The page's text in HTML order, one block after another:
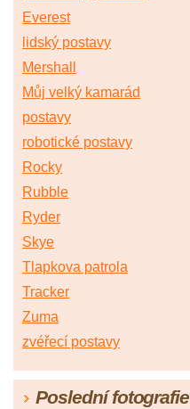
Everest
lidský postavy
Mershall
Můj velký kamarád
postavy
robotické postavy
Rocky
Rubble
Ryder
Skye
Tlapkova patrola
Tracker
Zuma
zvéřecí postavy
Poslední fotografie